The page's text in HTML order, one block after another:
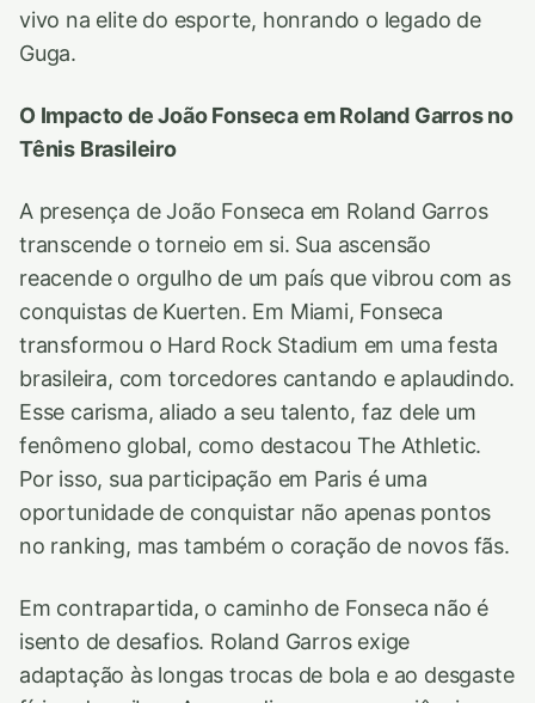
vivo na elite do esporte, honrando o legado de
Guga.
O Impacto de João Fonseca em Roland Garros no
Tênis Brasileiro
A presença de João Fonseca em Roland Garros
transcende o torneio em si. Sua ascensão
reacende o orgulho de um país que vibrou com as
conquistas de Kuerten. Em Miami, Fonseca
transformou o Hard Rock Stadium em uma festa
brasileira, com torcedores cantando e aplaudindo.
Esse carisma, aliado a seu talento, faz dele um
fenômeno global, como destacou The Athletic.
Por isso, sua participação em Paris é uma
oportunidade de conquistar não apenas pontos
no ranking, mas também o coração de novos fãs.
Em contrapartida, o caminho de Fonseca não é
isento de desafios. Roland Garros exige
adaptação às longas trocas de bola e ao desgaste